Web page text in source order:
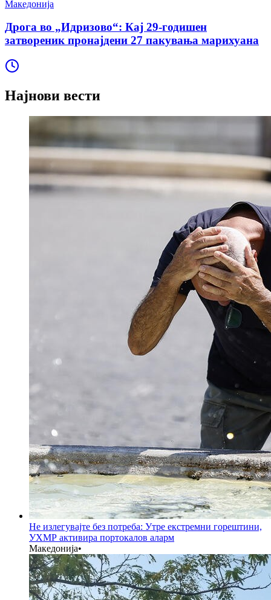
Македонија
Дрога во „Идризово“: Кај 29-годишен
затвореник пронајдени 27 пакувања марихуана
Најнови вести
Не излегувајте без потреба: Утре екстремни горештини,
УХМР активира портокалов аларм
Македонија•